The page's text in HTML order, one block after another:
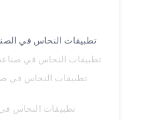
1. تطبيقات النحاس في
2. تطبيقات النحاس في
4. تطبيقات النحاس